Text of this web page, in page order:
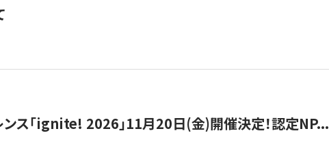
ス「ignite! 2026」11月20日(金)開催決定！認定NP...